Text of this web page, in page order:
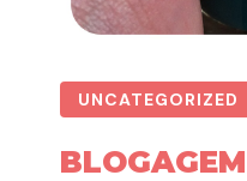
UNCATEGORIZED